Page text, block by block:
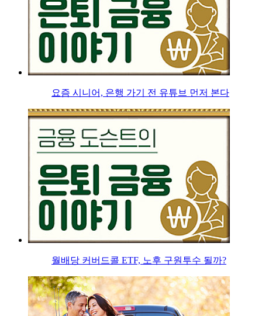
요즘 시니어, 은행 가기 전 유튜브 먼저 본다
월배당 커버드콜 ETF, 노후 구원투수 될까?